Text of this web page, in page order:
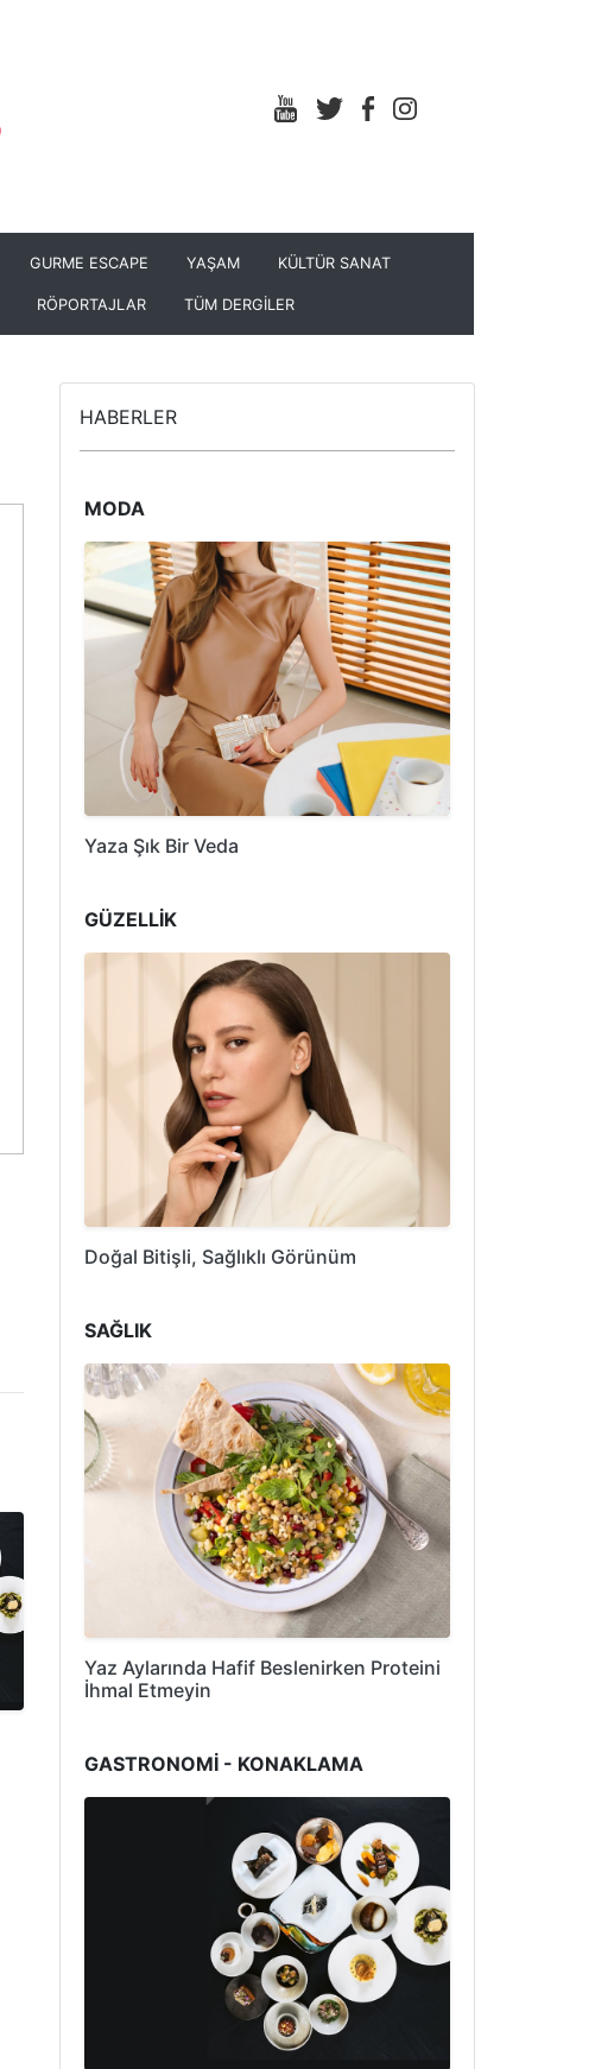
GURME ESCAPE YAŞAM KÜLTÜR SANAT
RÖPORTAJLAR TÜM DERGİLER
HABERLER
MODA
Yaza Şık Bir Veda
GÜZELLİK
Doğal Bitişli, Sağlıklı Görünüm
SAĞLIK
Yaz Aylarında Hafif Beslenirken Proteini
İhmal Etmeyin
GASTRONOMİ - KONAKLAMA